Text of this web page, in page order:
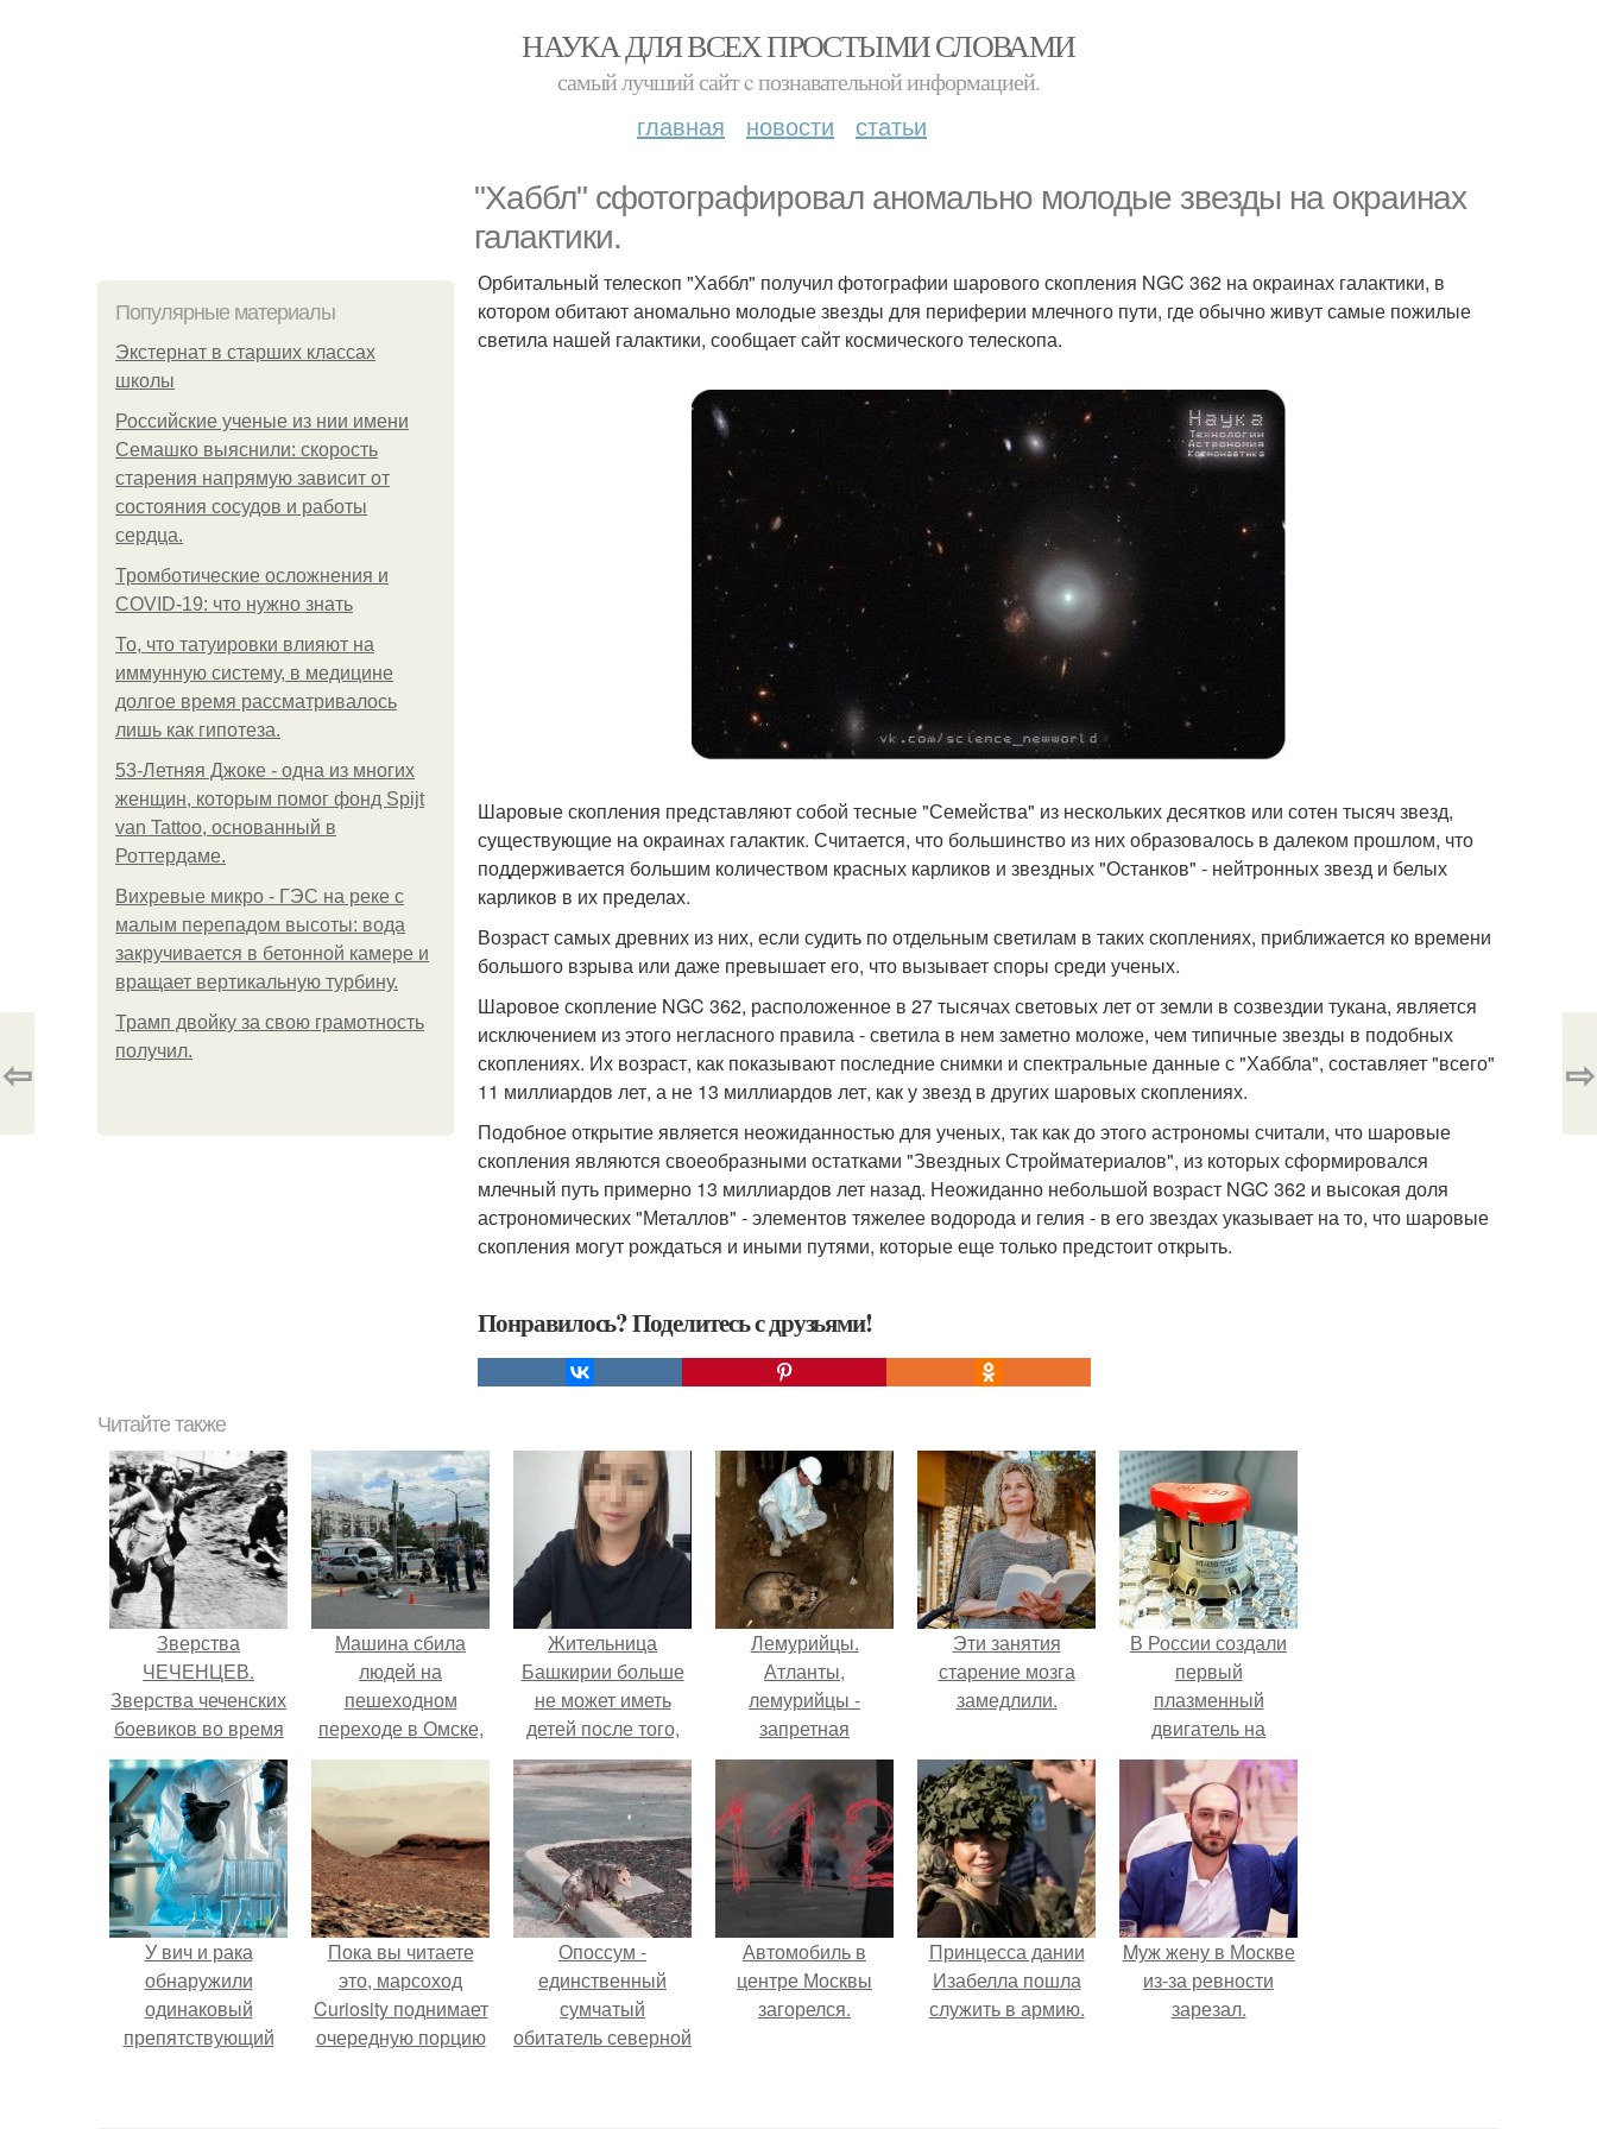
НАУКА ДЛЯ ВСЕХ ПРОСТЫМИ СЛОВАМИ
самый лучший сайт c познавательной информацией.
главная новости статьи
"Хаббл" сфотографировал аномально молодые звезды на окраинах
галактики.
Популярные материалы
Экстернат в старших классах
школы
Российские ученые из нии имени
Семашко выяснили: скорость
старения напрямую зависит от
состояния сосудов и работы
сердца.
Тромботические осложнения и
COVID-19: что нужно знать
То, что татуировки влияют на
иммунную систему, в медицине
долгое время рассматривалось
лишь как гипотеза.
53-Летняя Джоке - одна из многих
женщин, которым помог фонд Spijt
van Tattoo, основанный в
Роттердаме.
Вихревые микро - ГЭС на реке с
малым перепадом высоты: вода
закручивается в бетонной камере и
вращает вертикальную турбину.
Трамп двойку за свою грамотность
получил.
Орбитальный телескоп "Хаббл" получил фотографии шарового скопления NGC 362 на окраинах галактики, в
котором обитают аномально молодые звезды для периферии млечного пути, где обычно живут самые пожилые
светила нашей галактики, сообщает сайт космического телескопа.
Шаровые скопления представляют собой тесные "Семейства" из нескольких десятков или сотен тысяч звезд,
существующие на окраинах галактик. Считается, что большинство из них образовалось в далеком прошлом, что
поддерживается большим количеством красных карликов и звездных "Останков" - нейтронных звезд и белых
карликов в их пределах.
Возраст самых древних из них, если судить по отдельным светилам в таких скоплениях, приближается ко времени
большого взрыва или даже превышает его, что вызывает споры среди ученых.
Шаровое скопление NGC 362, расположенное в 27 тысячах световых лет от земли в созвездии тукана, является
исключением из этого негласного правила - светила в нем заметно моложе, чем типичные звезды в подобных
скоплениях. Их возраст, как показывают последние снимки и спектральные данные с "Хаббла", составляет "всего"
11 миллиардов лет, а не 13 миллиардов лет, как у звезд в других шаровых скоплениях.
Подобное открытие является неожиданностью для ученых, так как до этого астрономы считали, что шаровые
скопления являются своеобразными остатками "Звездных Стройматериалов", из которых сформировался
млечный путь примерно 13 миллиардов лет назад. Неожиданно небольшой возраст NGC 362 и высокая доля
астрономических "Металлов" - элементов тяжелее водорода и гелия - в его звездах указывает на то, что шаровые
скопления могут рождаться и иными путями, которые еще только предстоит открыть.
Понравилось? Поделитесь с друзьями!
⇦ ⇨
Читайте также
Зверства
ЧЕЧЕНЦЕВ.
Зверства чеченских
боевиков во время
первой чеченской.
Машина сбила
людей на
пешеходном
переходе в Омске,
пострадали 8
человек.
Жительница
Башкирии больше
не может иметь
детей после того,
как медики сделали
ей аборт на шестом
месяце
беременности и
оставили в матке
плаценту.
Лемурийцы.
Атланты,
лемурийцы -
запретная
археология.
Эти занятия
старение мозга
замедлили.
В России создали
первый
плазменный
двигатель на
криптоне.
У вич и рака
обнаружили
одинаковый
препятствующий
Пока вы читаете
это, марсоход
Curiosity поднимает
очередную порцию
Опоссум -
единственный
сумчатый
обитатель северной
Автомобиль в
центре Москвы
загорелся.
Принцесса дании
Изабелла пошла
служить в армию.
Mуж жену в Москве
из-за ревности
зарезал.